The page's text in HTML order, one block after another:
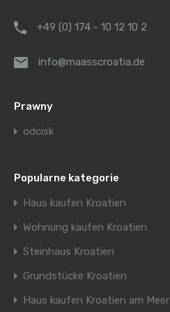
+49 (0) 174 - 10 12 10 2
info@maasscroatia.de
Prawny
odcisk
Popularne kategorie
Haus kaufen Kroatien
Wohnung kaufen Kroatien
Steinhaus Kroatien
Grundstücke Kroatien
Haus kaufen Kroatien am Meer